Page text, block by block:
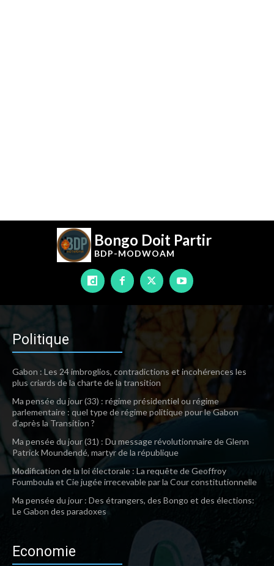
Bongo Doit Partir
BDP-MODWOAM
Politique
Gabon : Les 24 imbroglios, contradictions et incohérences les
plus criards de la charte de la transition
Ma pensée du jour (33) : régime présidentiel ou régime
parlementaire : quel type de régime politique pour le Gabon
d’après la Transition ?
Ma pensée du jour (31) : Du message révolutionnaire de Glenn
Patrick Moundendé, martyr de la république
Modification de la loi électorale : La requête de Geoffroy
Foumboula et Cie jugée irrecevable par la Cour constitutionnelle
Ma pensée du jour : Des étrangers, des Bongo et des élections:
Le Gabon des paradoxes
Economie